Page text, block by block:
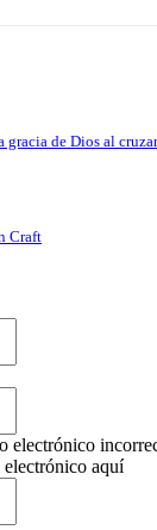
gracia de Dios al
Craft
electrónico
aquí